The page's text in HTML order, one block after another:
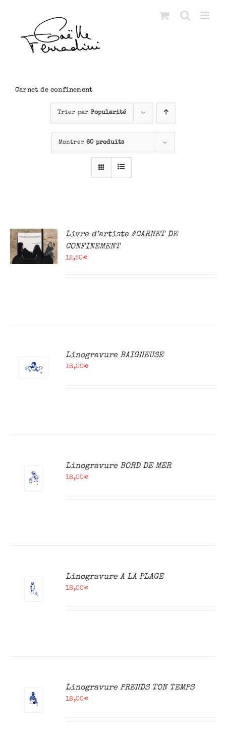
Carnet de confinement
Trier par Popularité
Montrer60 produits
Livre d’artiste #CARNET DE
CONFINEMENT
12,50€
Linogravure BAIGNEUSE
18,00€
Linogravure BORD DE MER
18,00€
Linogravure A LA PLAGE
18,00€
Linogravure PRENDS TON TEMPS
18,00€